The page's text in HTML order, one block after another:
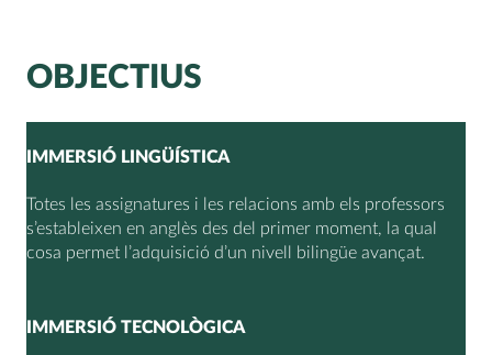
OBJECTIUS
IMMERSIÓ LINGÜÍSTICA
Totes les assignatures i les relacions amb els professors
s’estableixen en anglès des del primer moment, la qual
cosa permet l’adquisició d’un nivell bilingüe avançat.
IMMERSIÓ TECNOLÒGICA